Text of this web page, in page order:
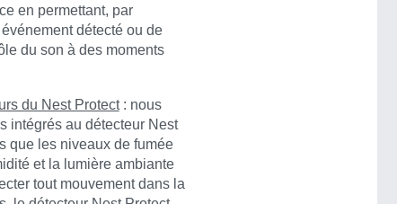
en permettant, par
détecté ou de
du son à des moments
du Nest Protect: nous
intégrés au détecteur Nest
que les niveaux de fumée
et la lumière ambiante
tout mouvement dans la